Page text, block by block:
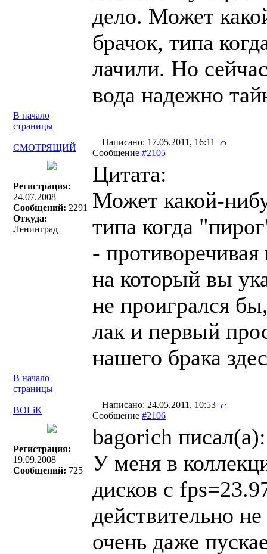
дело. Может
брачок, типа
лачили. Но
вода надежно
В начало
страницы
СМОТРЯЩИЙ
Написано: 17.05.2011, 16:11
Сообщение #2105
Регистрация:
24.07.2008
Сообщений: 2291
Откуда:
Ленинград
Цитата:
Может какой-
типа когда
-
на который вы
не проигрался
лак и первый
нашего брака
В начало
страницы
BOLiK
Написано: 24.05.2011, 10:53
Сообщение #2106
Регистрация:
19.09.2008
Сообщений: 725
bagorich писал(a):
У меня в
дисков с
действительно
очень даже